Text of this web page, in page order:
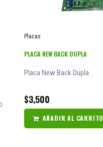
Placas
PLACA NEW BACK DUPLA
Placa New Back Dupla
$3,500
AÑADIR AL CARRITO